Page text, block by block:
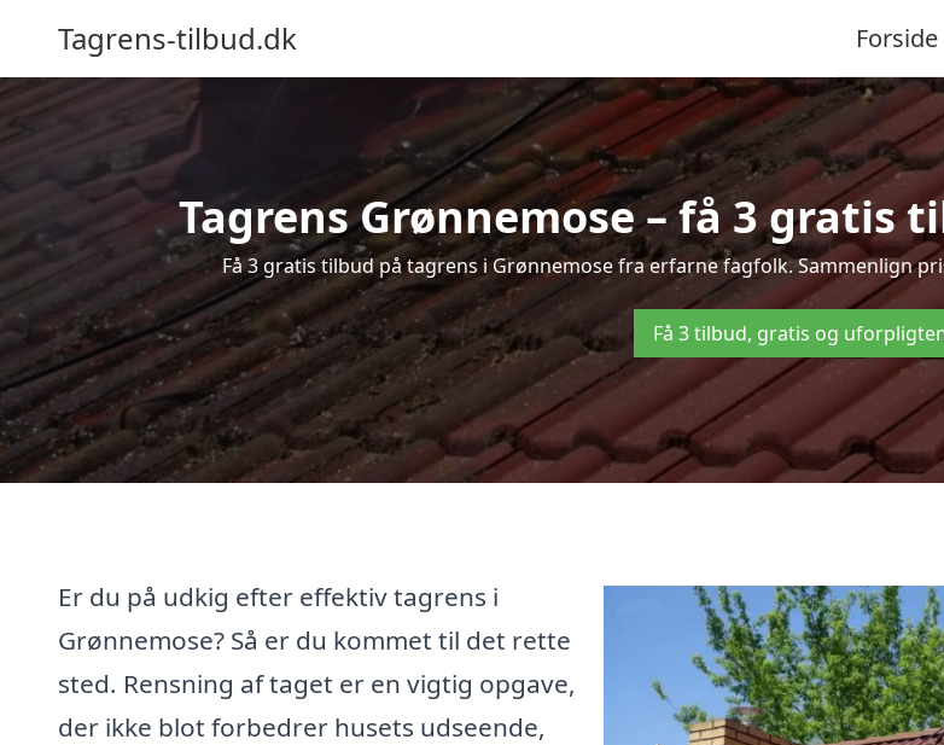
Tagrens-tilbud.dk Forside
Tagrens Grønnemose – få 3 gratis
Få 3 gratis tilbud på tagrens i Grønnemose fra erfarne fagfolk. Sammenlign
Få 3 tilbud, gratis og
Er du på udkig efter effektiv tagrens i
Grønnemose? Så er du kommet til det rette
sted. Rensning af taget er en vigtig opgave,
der ikke blot forbedrer husets udseende,